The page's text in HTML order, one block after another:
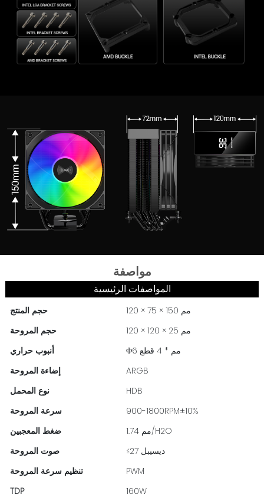
مواصفة
المواصفات الرئيسية
حجم المنتج
120 × 75 × 150 مم
حجم المروحة
120 × 120 × 25 مم
أنبوب حراري
Φ6 مم * 4 قطع
إضاءة المروحة
ARGB
نوع المحمل
HDB
سرعة المروحة
900-1800RPM±10%
ضغط المعجبين
1.74 مم/H2O
صوت المروحة
≤27 ​​ديسيبل
تنظيم سرعة المروحة
PWM
TDP
160W